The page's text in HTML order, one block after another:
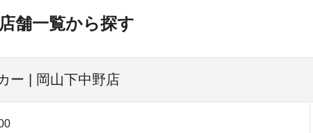
舗一覧から探す
ー | 岡山下中野店